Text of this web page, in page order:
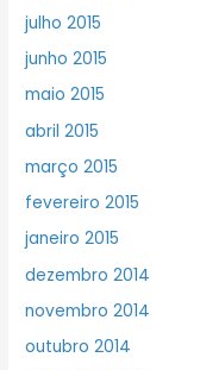
julho 2015
junho 2015
maio 2015
abril 2015
março 2015
fevereiro 2015
janeiro 2015
dezembro 2014
novembro 2014
outubro 2014